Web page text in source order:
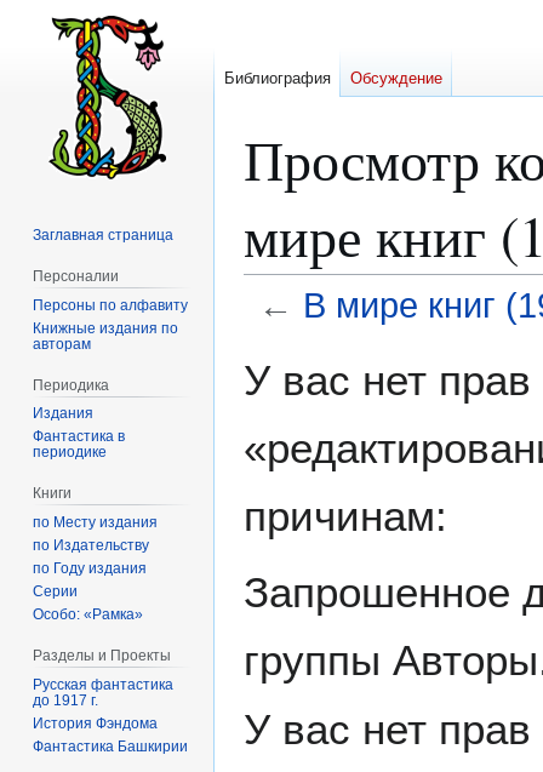
Просмотр
мире книг
← В мире книг
У вас нет
причинам:
Запрошенное
группы
У вас нет
Библиография Обсуждение
Заглавная страница
Персоналии
Персоны по алфавиту
Книжные издания по
авторам
Периодика
Издания
Фантастика в
периодике
Книги
по Месту издания
по Издательству
по Году издания
Серии
Особо: «Рамка»
Разделы и Проекты
Русская фантастика
до 1917 г.
История Фэндома
Фантастика Башкирии